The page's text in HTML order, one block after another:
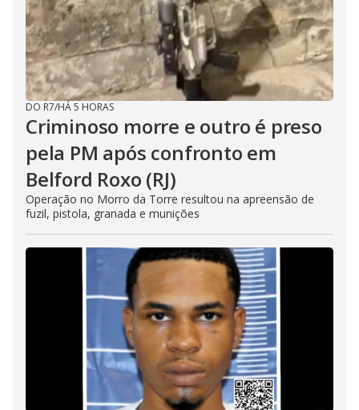
DO R7/HÁ 5 HORAS
Criminoso morre e outro é preso
pela PM após confronto em
Belford Roxo (RJ)
Operação no Morro da Torre resultou na apreensão de
fuzil, pistola, granada e munições